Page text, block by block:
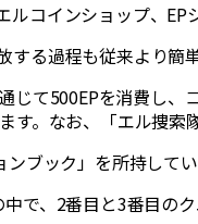
コインショップ、
する過程も従来より簡
じて500EPを消費し
す。なお、「エル捜
ブック」を所持して
で、2番目と3番目の